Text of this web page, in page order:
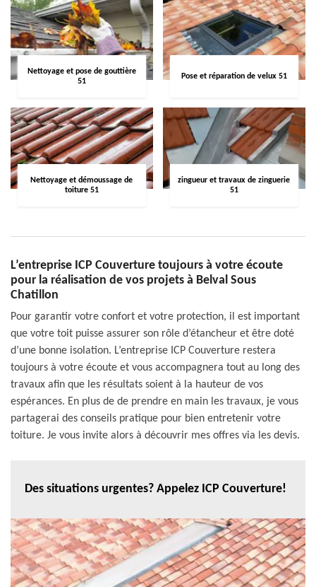
Nettoyage et pose de gouttière
51
Pose et réparation de velux 51
Nettoyage et démoussage de
toiture 51
zingueur et travaux de zinguerie
51
L’entreprise ICP Couverture toujours à votre écoute
pour la réalisation de vos projets à Belval Sous
Chatillon
Pour garantir votre confort et votre protection, il est important
que votre toit puisse assurer son rôle d’étancheur et être doté
d’une bonne isolation. L’entreprise ICP Couverture restera
toujours à votre écoute et vous accompagnera tout au long des
travaux afin que les résultats soient à la hauteur de vos
espérances. En plus de de prendre en main les travaux, je vous
partagerai des conseils pratique pour bien entretenir votre
toiture. Je vous invite alors à découvrir mes offres via les devis.
Des situations urgentes? Appelez ICP Couverture!